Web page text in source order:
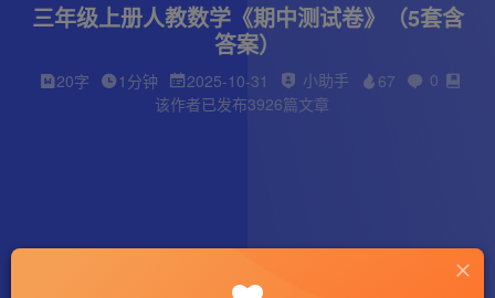
三年级上册人教数学《期中测试卷》（5套含
答案）
20字 1分钟 2025-10-31 小助手 67
0
该作者已发布3926篇文章